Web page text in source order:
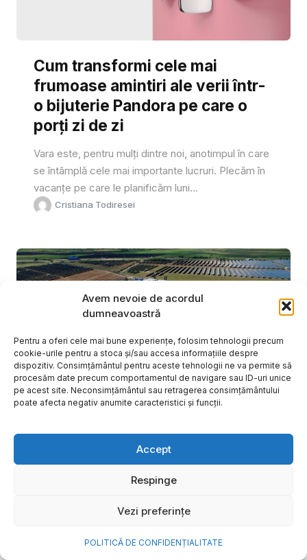
Avem nevoie de acordul
dumneavoastră
Pentru a oferi cele mai bune experiențe, folosim tehnologii precum
cookie-urile pentru a stoca și/sau accesa informațiile despre
dispozitiv. Consimțământul pentru aceste tehnologii ne va permite să
procesăm date precum comportamentul de navigare sau ID-uri unice
pe acest site. Neconsimțământul sau retragerea consimțământului
poate afecta negativ anumite caracteristici și funcții.
Accept
Respinge
Vezi preferințe
POLITICĂ DE CONFIDENȚIALITATE
Cum transformi cele mai
frumoase amintiri ale verii într-
o bijuterie Pandora pe care o
porți zi de zi
Vara este, pentru mulți dintre noi, anotimpul în care
se întâmplă cele mai importante lucruri. Plecăm în
vacanțe pe care le planificăm luni...
Cristiana Todiresei
NOVA Power & Gas: un program
de investiții de un miliard de
euro și o nouă promisiune de
o viață mai bună”
După aproape 20 de ani în care a investit în